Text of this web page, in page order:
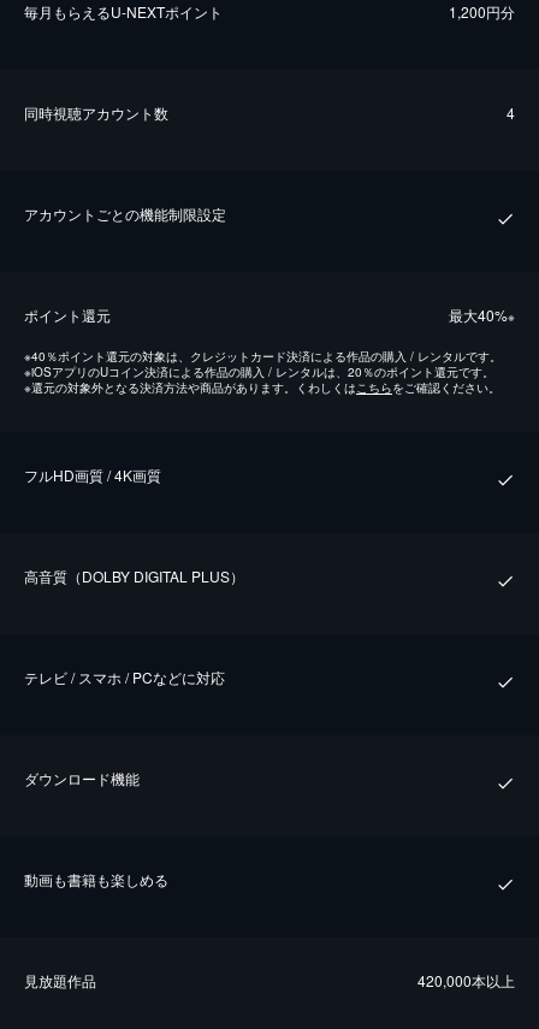
毎⽉もらえるU-NEXTポイント 1,200円分
同時視聴アカウント数 4
アカウントごとの機能制限設定
ポイント還元 最⼤40%※
※40％ポイント還元の対象は、クレジットカード決済による作品の購入 / レンタルです。
※iOSアプリのUコイン決済による作品の購入 / レンタルは、20％のポイント還元です。
※還元の対象外となる決済方法や商品があります。くわしくはこちらをご確認ください。
フルHD画質 / 4K画質
⾼⾳質（DOLBY DIGITAL PLUS）
テレビ / スマホ / PCなどに対応
ダウンロード機能
動画も書籍も楽しめる
⾒放題作品 420,000本以上